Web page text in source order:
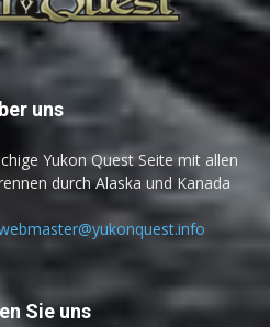
uns
Yukon Quest Seite mit allen
durch Alaska und Kanada
Sie uns